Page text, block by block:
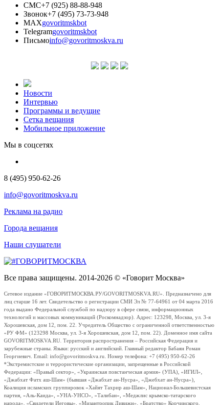
СМС+7 (925) 88-88-948
Звонок+7 (495) 73-73-948
MAXgovoritmskbot
Telegramgovoritmskbot
Письмоinfo@govoritmoskva.ru
Новости
Интервью
Программы и ведущие
Сетка вещания
Мобильное приложение
Мы в соцсетях
8 (495) 950-62-26
info@govoritmoskva.ru
Реклама на радио
Города вещания
Наши слушатели
Все права защищены. 2014-2026 © «Говорит Москва»
Сетевое издание «ГОВОРИТМОСКВА.РУ/GOVORITMOSKVA.RU». Предназначено для
лиц старше 16 лет. Свидетельство о регистрации СМИ Эл № 77-64961 от 04 марта 2016
года выдано Федеральной службой по надзору в сфере связи, информационных
технологий и массовых коммуникаций (Роскомнадзор). Адрес: 123298, Москва, ул. 3-я
Хорошевская, дом 12, пом. 22. Учредитель Общество с ограниченной ответственностью
«РУ ФМ» (123298 Москва, ул. 3-я Хорошевская, дом 12, пом. 22). Доменное имя сайта
GOVORITMOSKVA.RU. Территория распространения – Российская Федерация и
зарубежные страны. Языки: русский и английский. Главный редактор Бабаян Роман
Георгиевич. Email: info@govoritmoskva.ru. Номер телефона: +7 (495) 950-62-26
*Экстремистские и террористические организации, запрещенные в Российской
Федерации: «Правый сектор», «Украинская повстанческая армия» (УПА), «ИГИЛ»,
«Джабхат Фатх аш-Шам» (бывшая «Джабхат ан-Нусра», «Джебхат ан-Нусра»),
Коалиция исламских группировок «Хайят Тахрир аш-Шам», Национал-Большевистская
партия, «Аль-Каида», «УНА-УНСО», «Талибан», «Меджлис крымско-татарского
народа», «Свидетели Иеговы», «Мизантропик Дивижн», «Братство» Корчинского,